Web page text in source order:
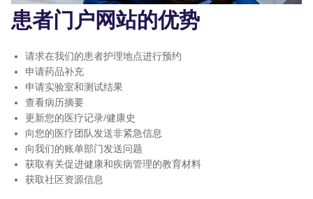
患者门户网站的优势
请求在我们的患者护理地点进行预约
申请药品补充
申请实验室和测试结果
查看病历摘要
更新您的医疗记录/健康史
向您的医疗团队发送非紧急信息
向我们的账单部门发送问题
获取有关促进健康和疾病管理的教育材料
获取社区资源信息